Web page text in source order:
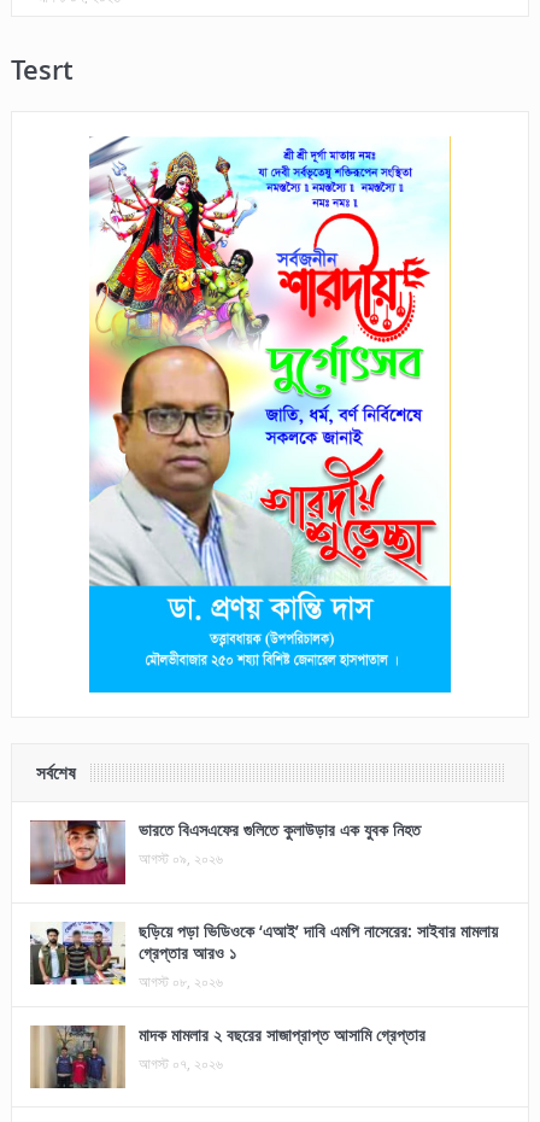
Tesrt
সর্বশেষ
ভারতে বিএসএফের গুলিতে কুলাউড়ার এক যুবক নিহত
আগস্ট ০৯, ২০২৬
ছড়িয়ে পড়া ভিডিওকে ‘এআই’ দাবি এমপি নাসেরের: সাইবার মামলায়
গ্রেপ্তার আরও ১
আগস্ট ০৮, ২০২৬
মাদক মামলার ২ বছরের সাজাপ্রাপ্ত আসামি গ্রেপ্তার
আগস্ট ০৭, ২০২৬